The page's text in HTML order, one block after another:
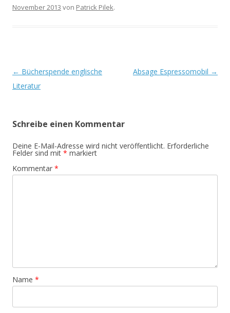
November 2013 von Patrick Pilek.
Beitrags-
Navigation
← Bücherspende englische
Literatur
Absage Espressomobil →
Schreibe einen Kommentar
Deine E-Mail-Adresse wird nicht veröffentlicht. Erforderliche
Felder sind mit * markiert
Kommentar *
Name *